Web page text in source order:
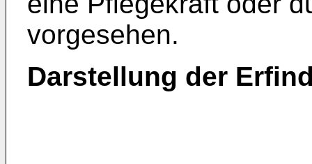
vorgesehen.
Darstellung der